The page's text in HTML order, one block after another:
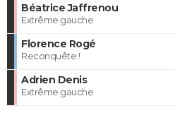
Béatrice Jaffrenou
Extrême gauche
Florence Rogé
Reconquête !
Adrien Denis
Extrême gauche